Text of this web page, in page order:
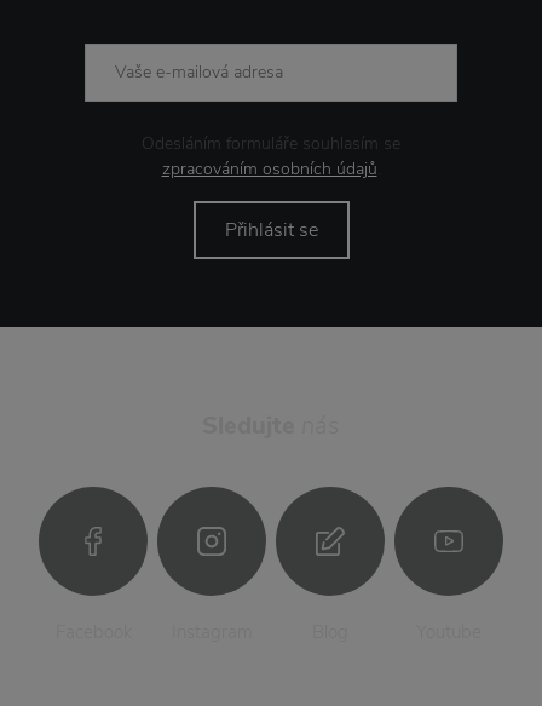
Odesláním formuláře souhlasím se
zpracováním osobních údajů.
Přihlásit se